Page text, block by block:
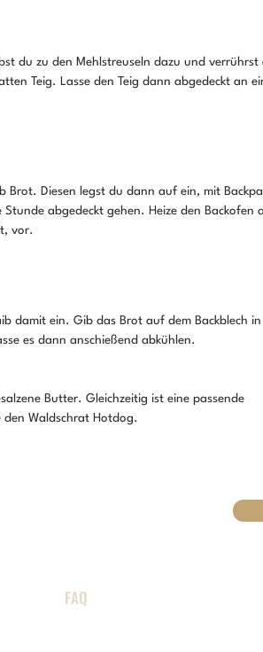
du zu den Mehlstreuseln dazu und verrührst
Teig. Lasse den Teig dann abgedeckt an
Brot. Diesen legst du dann auf ein, mit
abgedeckt gehen. Heize den Backofen
vor.
damit ein. Gib das Brot auf dem Backblech in
es dann anschießend abkühlen.
Butter. Gleichzeitig ist eine passende
den Waldschrat Hotdog.
FAQ